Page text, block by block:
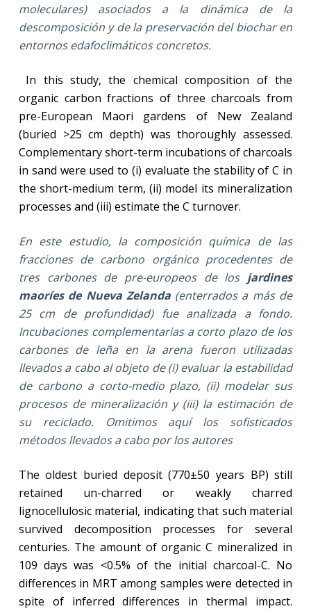
moleculares) asociados a la dinámica de la
descomposición y de la preservación del biochar en
entornos edafoclimáticos concretos.
In this study, the chemical composition of the
organic carbon fractions of three charcoals from
pre-European Maori gardens of New Zealand
(buried >25 cm depth) was thoroughly assessed.
Complementary short-term incubations of charcoals
in sand were used to (i) evaluate the stability of C in
the short-medium term, (ii) model its mineralization
processes and (iii) estimate the C turnover.
En este estudio, la composición química de las
fracciones de carbono orgánico procedentes de
tres carbones de pre-europeos de los jardines
maoríes de Nueva Zelanda(enterrados a más de
25 cm de profundidad) fue analizada a fondo.
Incubaciones complementarias a corto plazo de los
carbones de leña en la arena fueron utilizadas
llevados a cabo al objeto de (i) evaluar la estabilidad
de carbono a corto-medio plazo, (ii) modelar sus
procesos de mineralización y (iii) la estimación de
su reciclado. Omitimos aquí los sofisticados
métodos llevados a cabo por los autores
The oldest buried deposit (770±50 years BP) still
retained un-charred or weakly charred
lignocellulosic material, indicating that such material
survived decomposition processes for several
centuries. The amount of organic C mineralized in
109 days was <0.5% of the initial charcoal-C. No
differences in MRT among samples were detected in
spite of inferred differences in thermal impact.